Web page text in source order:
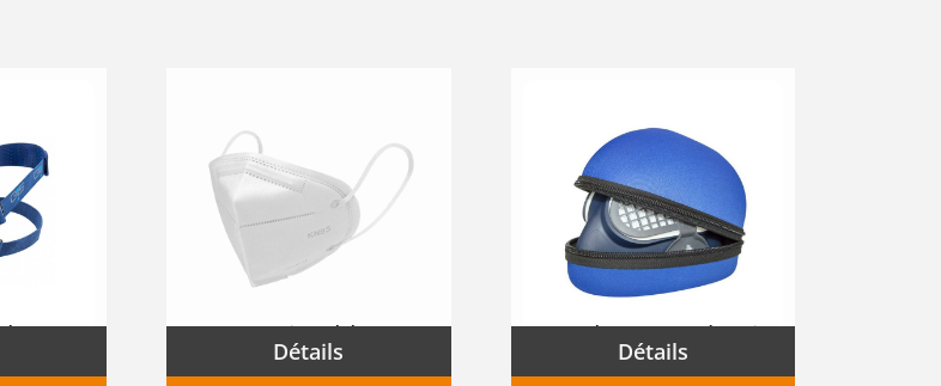
Masque complet INTEGRA SPR406 GVS Masque jetable FFP2
Détails
Sacoche pour demi-masque ELIPSE P3RD
Détails